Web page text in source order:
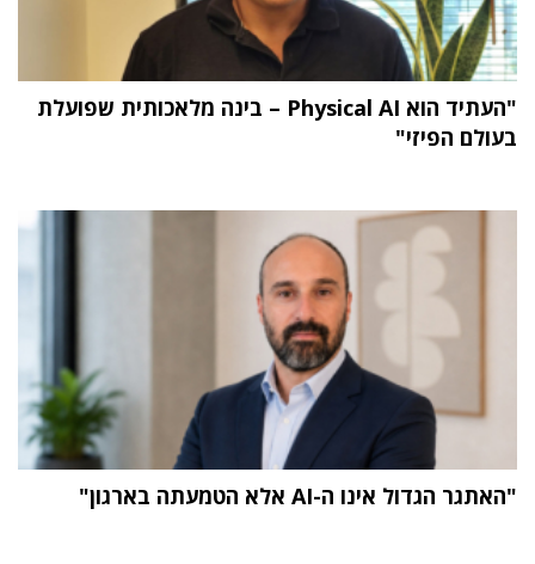
"העתיד הוא Physical AI – בינה מלאכותית שפועלת
בעולם הפיזי"
"האתגר הגדול אינו ה-AI אלא הטמעתה בארגון"